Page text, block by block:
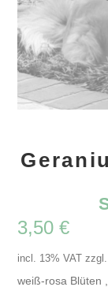
3,50€
incl. 13% VAT
weiß-rosa Blüten